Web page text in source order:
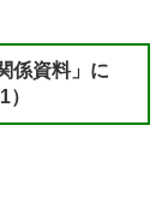
係資料」に
）​